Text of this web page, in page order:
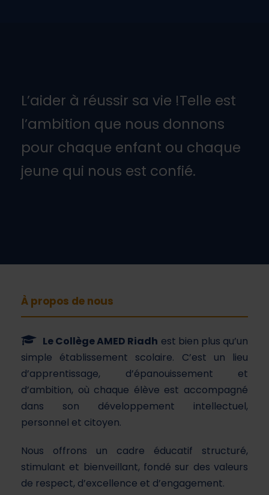
L’aider à réussir sa vie !Telle est
l’ambition que nous donnons
pour chaque enfant ou chaque
jeune qui nous est confié.
À propos de nous
Le Collège AMED Riadh est bien plus qu’un
simple établissement scolaire. C’est un lieu
d’apprentissage, d’épanouissement et
d’ambition, où chaque élève est accompagné
dans son développement intellectuel,
personnel et citoyen.
Nous offrons un cadre éducatif structuré,
stimulant et bienveillant, fondé sur des valeurs
de respect, d’excellence et d’engagement.